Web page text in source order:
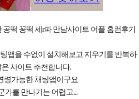
떡 꽁떡 세r파 만남사이트 어플 홈런후기
앱을 수없이 설치해보고 지우기를 반복하
사이트 추천합니다.
령가능한 채팅앱이구요
가를 만나기는 어렵고...